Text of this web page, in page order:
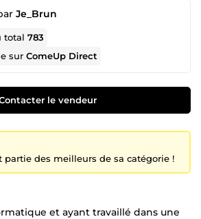
Je_Brun
total783
surComeUp Direct
le vendeur
partie des meilleurs de sa catégorie !
et ayant travaillé dans une